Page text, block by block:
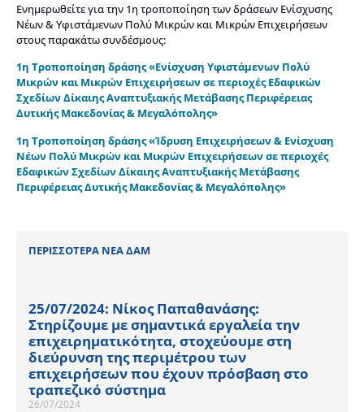
Ενημερωθείτε για την 1η τροποποίηση των δράσεων Ενίσχυσης
Νέων & Υφιστάμενων Πολύ Μικρών και Μικρών Επιχειρήσεων
στους παρακάτω συνδέσμους:
1η Τροποποίηση δράσης «Ενίσχυση Υφιστάμενων Πολύ
Μικρών και Μικρών Επιχειρήσεων σε περιοχές Εδαφικών
Σχεδίων Δίκαιης Αναπτυξιακής Μετάβασης Περιφέρειας
Δυτικής Μακεδονίας & Μεγαλόπολης»
1η Τροποποίηση δράσης «Ίδρυση Επιχειρήσεων & Ενίσχυση
Νέων Πολύ Μικρών και Μικρών Επιχειρήσεων σε περιοχές
Εδαφικών Σχεδίων Δίκαιης Αναπτυξιακής Μετάβασης
Περιφέρειας Δυτικής Μακεδονίας & Μεγαλόπολης»
ΠΕΡΙΣΣΟΤΕΡΑ ΝΕΑ ΔΑΜ
25/07/2024: Νίκος Παπαθανάσης:
Στηρίζουμε με σημαντικά εργαλεία την
επιχειρηματικότητα, στοχεύουμε στη
διεύρυνση της περιμέτρου των
επιχειρήσεων που έχουν πρόσβαση στο
τραπεζικό σύστημα
26/07/2024